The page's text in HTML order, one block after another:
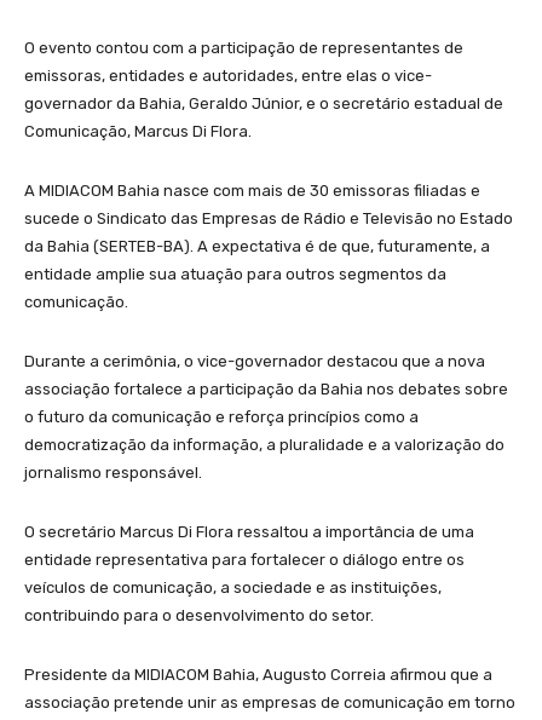
O evento contou com a participação de representantes de
emissoras, entidades e autoridades, entre elas o vice-
governador da Bahia, Geraldo Júnior, e o secretário estadual de
Comunicação, Marcus Di Flora.
A MIDIACOM Bahia nasce com mais de 30 emissoras filiadas e
sucede o Sindicato das Empresas de Rádio e Televisão no Estado
da Bahia (SERTEB-BA). A expectativa é de que, futuramente, a
entidade amplie sua atuação para outros segmentos da
comunicação.
Durante a cerimônia, o vice-governador destacou que a nova
associação fortalece a participação da Bahia nos debates sobre
o futuro da comunicação e reforça princípios como a
democratização da informação, a pluralidade e a valorização do
jornalismo responsável.
O secretário Marcus Di Flora ressaltou a importância de uma
entidade representativa para fortalecer o diálogo entre os
veículos de comunicação, a sociedade e as instituições,
contribuindo para o desenvolvimento do setor.
Presidente da MIDIACOM Bahia, Augusto Correia afirmou que a
associação pretende unir as empresas de comunicação em torno